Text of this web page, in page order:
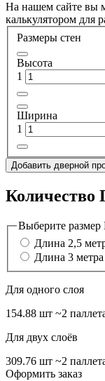
На нашем сайте вы
калькулятором для
Размеры стен
Высота
1
Ширина
1
Добавить дверной
Количество
Выберите
Длина 2,5
Длина 3 метра
Для одного слоя
154.88 шт ~2
Для двух слоёв
309.76 шт ~2
Оформить заказ